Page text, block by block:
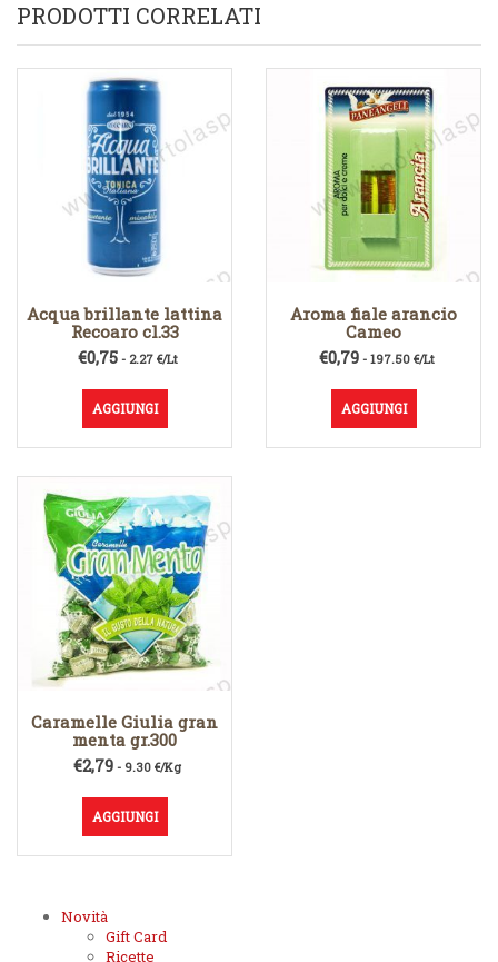
PRODOTTI CORRELATI
Acqua brillante lattina
Recoaro cl.33
€0,75- 2.27 €/Lt
AGGIUNGI
Aroma fiale arancio
Cameo
€0,79- 197.50 €/Lt
AGGIUNGI
Caramelle Giulia gran
menta gr.300
€2,79 - 9.30 €/Kg
AGGIUNGI
Novità
Gift Card
Ricette